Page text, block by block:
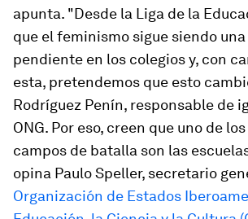
apunta. "Desde la Liga de la
que el feminismo sigue siendo
pendiente en los colegios y, con
esta, pretendemos que esto
Rodríguez Penín, responsable de
ONG. Por eso, creen que uno de
campos de batalla son las
opina Paulo Speller, secretario
Organización de Estados